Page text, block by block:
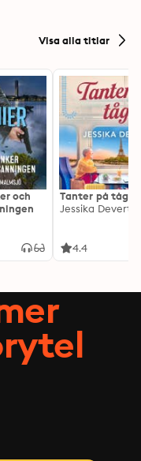
Visa alla titlar
och
Tanter på tåg
Jessika Devert
4.4